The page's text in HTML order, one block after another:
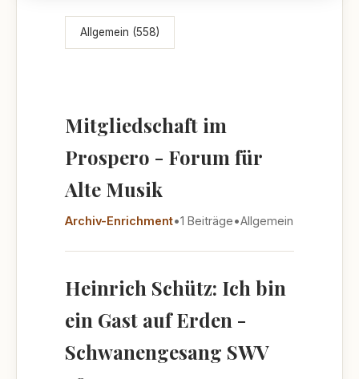
Allgemein (558)
Mitgliedschaft im
Prospero - Forum für
Alte Musik
Archiv-Enrichment•1 Beiträge•Allgemein
Heinrich Schütz: Ich bin
ein Gast auf Erden -
Schwanengesang SWV